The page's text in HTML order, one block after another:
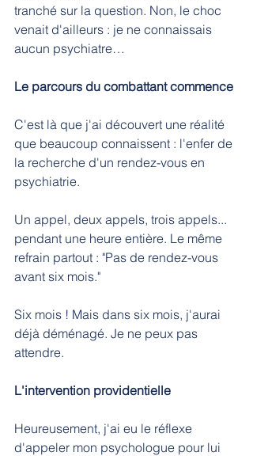
tranché sur la question. Non, le choc
venait d'ailleurs : je ne connaissais
aucun psychiatre…
Le parcours du combattant commence
C'est là que j'ai découvert une réalité
que beaucoup connaissent : l'enfer de
la recherche d'un rendez-vous en
psychiatrie.
Un appel, deux appels, trois appels...
pendant une heure entière. Le même
refrain partout : "Pas de rendez-vous
avant six mois."
Six mois ! Mais dans six mois, j'aurai
déjà déménagé. Je ne peux pas
attendre.
L'intervention providentielle
Heureusement, j'ai eu le réflexe
d'appeler mon psychologue pour lui